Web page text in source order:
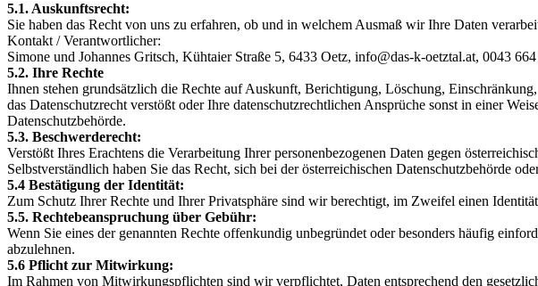
5.1. Auskunftsrecht:
Sie haben das Recht von uns zu erfahren, ob und in welchem Ausmaß wir Ihre Daten
Kontakt / Verantwortlicher:
Simone und Johannes Gritsch, Kühtaier Straße 5, 6433 Oetz, info@das-k-oetztal.at, 0043
5.2. Ihre Rechte
Ihnen stehen grundsätzlich die Rechte auf Auskunft, Berichtigung, Löschung,
das Datenschutzrecht verstößt oder Ihre datenschutzrechtlichen Ansprüche sonst in einer
Datenschutzbehörde.
5.3. Beschwerderecht:
Verstößt Ihres Erachtens die Verarbeitung Ihrer personenbezogenen Daten gegen
Selbstverständlich haben Sie das Recht, sich bei der österreichischen Datenschutzbehörde
5.4 Bestätigung der Identität:
Zum Schutz Ihrer Rechte und Ihrer Privatsphäre sind wir berechtigt, im Zweifel einen
5.5. Rechtebeanspruchung über Gebühr:
Wenn Sie eines der genannten Rechte offenkundig unbegründet oder besonders häufig
abzulehnen.
5.6 Pflicht zur Mitwirkung:
Im Rahmen von Mitwirkungspflichten sind wir verpflichtet, Daten entsprechend den